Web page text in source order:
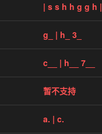
| s s h h g g h |
g_ | h_ 3_
c__ | h__ 7__
暂不支持
a. | c.